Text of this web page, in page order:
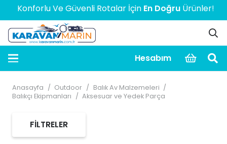
Konforlu Ve Güvenli Rotalar İçinEn DoğruÜrünler! > > >
Hesabım
Anasayfa / Outdoor / Balık Av Malzemeleri /
Balıkçı Ekipmanları / Aksesuar ve Yedek Parça
FILTRELER